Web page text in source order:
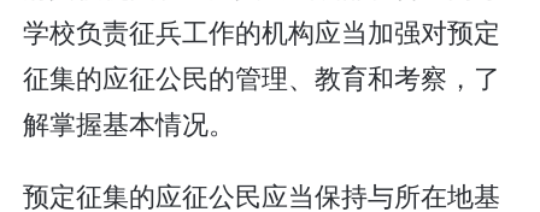
学校负责征兵工作的机构应当加强对预定
征集的应征公民的管理、教育和考察，了
解掌握基本情况。
预定征集的应征公民应当保持与所在地基